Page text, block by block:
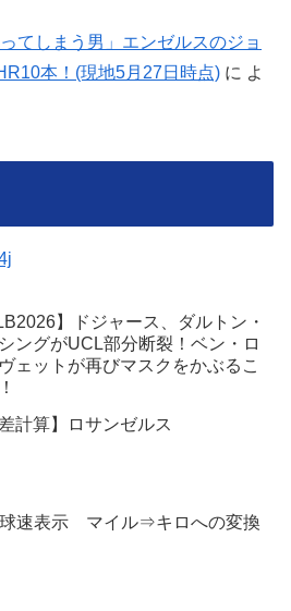
てしまう男」エンゼルスのジョ
本！(現地5月27日時点) に よ
】ドジャース、ダルトン・
ングがUCL部分断裂！ベン・ロ
ェットが再びマスクをかぶるこ
差計算】ロサンゼルス
速表示 マイル⇒キロへの変換